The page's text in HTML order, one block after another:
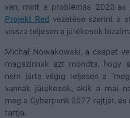
van, mint a problémás 2020-as
Projekt Red vezetése szerint a
vissza teljesen a játékosok
Michał Nowakowski, a csapat
magazinnak azt mondta, hogy
nem járta végig teljesen a
vannak játékosok, akik a mai
meg a Cyberpunk 2077 rajtját,
tartja.